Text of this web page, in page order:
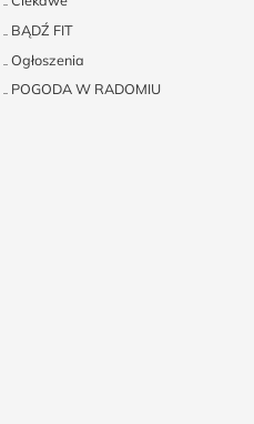
BĄDŹ FIT
Ogłoszenia
POGODA W RADOMIU